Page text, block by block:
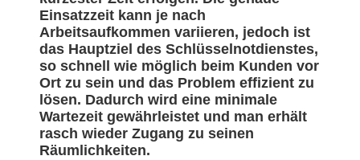
Einsatzzeit kann je nach
Arbeitsaufkommen variieren, jedoch ist
das Hauptziel des Schlüsselnotdienstes,
so schnell wie möglich beim Kunden vor
Ort zu sein und das Problem effizient zu
lösen. Dadurch wird eine minimale
Wartezeit gewährleistet und man erhält
rasch wieder Zugang zu seinen
Räumlichkeiten.